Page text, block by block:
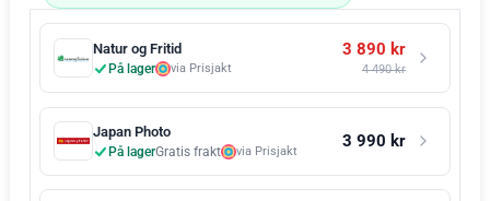
Natur og Fritid
På lager via Prisjakt
3 890 kr
4 490 kr
Japan Photo
På lagerGratis frakt via Prisjakt 3 990 kr